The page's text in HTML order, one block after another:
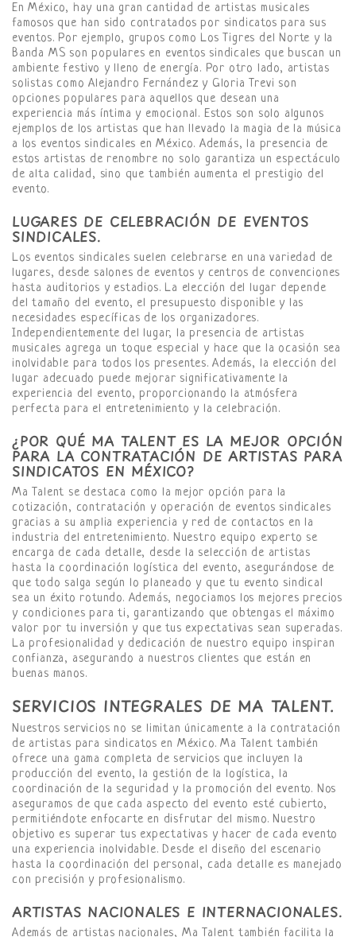
En México, hay una gran cantidad de artistas musicales
famosos que han sido contratados por sindicatos para sus
eventos. Por ejemplo, grupos como Los Tigres del Norte y la
Banda MS son populares en eventos sindicales que buscan un
ambiente festivo y lleno de energía. Por otro lado, artistas
solistas como Alejandro Fernández y Gloria Trevi son
opciones populares para aquellos que desean una
experiencia más íntima y emocional. Estos son solo algunos
ejemplos de los artistas que han llevado la magia de la música
a los eventos sindicales en México. Además, la presencia de
estos artistas de renombre no solo garantiza un espectáculo
de alta calidad, sino que también aumenta el prestigio del
evento.
LUGARES DE CELEBRACIÓN DE EVENTOS
SINDICALES.
Los eventos sindicales suelen celebrarse en una variedad de
lugares, desde salones de eventos y centros de convenciones
hasta auditorios y estadios. La elección del lugar depende
del tamaño del evento, el presupuesto disponible y las
necesidades específicas de los organizadores.
Independientemente del lugar, la presencia de artistas
musicales agrega un toque especial y hace que la ocasión sea
inolvidable para todos los presentes. Además, la elección del
lugar adecuado puede mejorar significativamente la
experiencia del evento, proporcionando la atmósfera
perfecta para el entretenimiento y la celebración.
¿POR QUÉ MA TALENT ES LA MEJOR OPCIÓN
PARA LA CONTRATACIÓN DE ARTISTAS PARA
SINDICATOS EN MÉXICO?
Ma Talent se destaca como la mejor opción para la
cotización, contratación y operación de eventos sindicales
gracias a su amplia experiencia y red de contactos en la
industria del entretenimiento. Nuestro equipo experto se
encarga de cada detalle, desde la selección de artistas
hasta la coordinación logística del evento, asegurándose de
que todo salga según lo planeado y que tu evento sindical
sea un éxito rotundo. Además, negociamos los mejores precios
y condiciones para ti, garantizando que obtengas el máximo
valor por tu inversión y que tus expectativas sean superadas.
La profesionalidad y dedicación de nuestro equipo inspiran
confianza, asegurando a nuestros clientes que están en
buenas manos.
SERVICIOS INTEGRALES DE MA TALENT.
Nuestros servicios no se limitan únicamente a la contratación
de artistas para sindicatos en México. Ma Talent también
ofrece una gama completa de servicios que incluyen la
producción del evento, la gestión de la logística, la
coordinación de la seguridad y la promoción del evento. Nos
aseguramos de que cada aspecto del evento esté cubierto,
permitiéndote enfocarte en disfrutar del mismo. Nuestro
objetivo es superar tus expectativas y hacer de cada evento
una experiencia inolvidable. Desde el diseño del escenario
hasta la coordinación del personal, cada detalle es manejado
con precisión y profesionalismo.
ARTISTAS NACIONALES E INTERNACIONALES.
Además de artistas nacionales, Ma Talent también facilita la